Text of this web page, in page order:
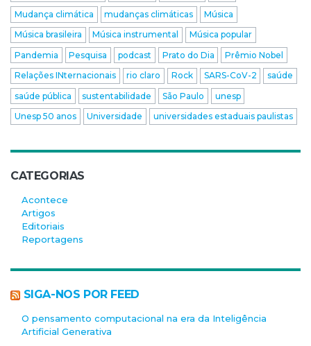
Mudança climática
mudanças climáticas
Música
Música brasileira
Música instrumental
Música popular
Pandemia
Pesquisa podcast Prato do Dia
Prêmio Nobel
Relações INternacionais
rio claro Rock SARS-CoV-2
saúde
saúde pública
sustentabilidade São Paulo
unesp
Unesp 50 anos
Universidade universidades estaduais paulistas
CATEGORIAS
Acontece
Artigos
Editoriais
Reportagens
SIGA-NOS POR FEED
O pensamento computacional na era da Inteligência
Artificial Generativa